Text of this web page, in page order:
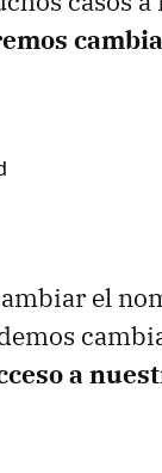
el
a